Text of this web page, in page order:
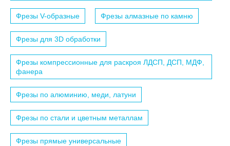
Фрезы V-образные Фрезы алмазные по камню
Фрезы для 3D обработки
Фрезы компрессионные для раскроя ЛДСП, ДСП, МДФ,
фанера
Фрезы по алюминию, меди, латуни
Фрезы по стали и цветным металлам
Фрезы прямые универсальные